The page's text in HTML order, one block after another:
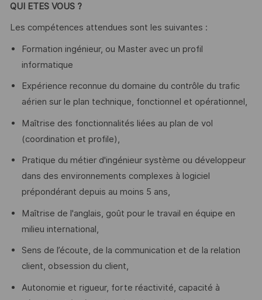
QUI ETES VOUS ?
Les compétences attendues sont les suivantes :
Formation ingénieur, ou Master avec un profil
informatique
Expérience reconnue du domaine du contrôle du trafic
aérien sur le plan technique, fonctionnel et opérationnel,
Maîtrise des fonctionnalités liées au plan de vol
(coordination et profile),
Pratique du métier d'ingénieur système ou développeur
dans des environnements complexes à logiciel
prépondérant depuis au moins 5 ans,
Maîtrise de l'anglais, goût pour le travail en équipe en
milieu international,
Sens de l’écoute, de la communication et de la relation
client, obsession du client,
Autonomie et rigueur, forte réactivité, capacité à